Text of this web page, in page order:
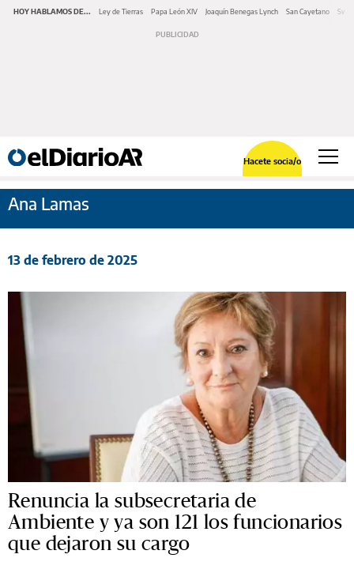
HOY HABLAMOS DE... Ley de Tierras Papa León XIV Joaquín Benegas Lynch San Cayetano
Hacete socia/o
Ana Lamas
13 de febrero de 2025
Renuncia la subsecretaria de
Ambiente y ya son 121 los funcionarios
que dejaron su cargo